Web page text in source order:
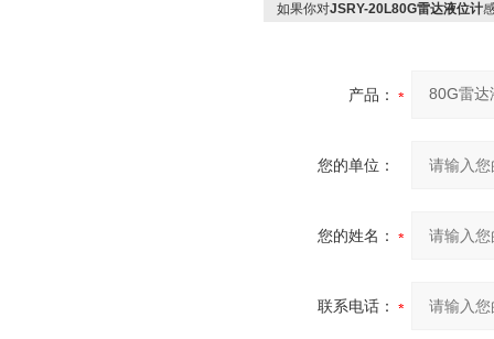
如果你对JSRY-20L80G雷达液位计
产品：
您的单位：
您的姓名：
联系电话：